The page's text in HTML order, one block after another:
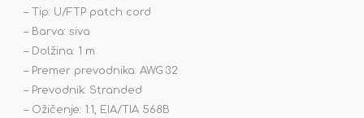
– Tip: U/FTP patch cord
– Barva: siva
– Dolžina: 1 m
– Premer prevodnika: AWG 32
– Prevodnik: Stranded
– Ožičenje: 1:1, EIA/TIA 568B